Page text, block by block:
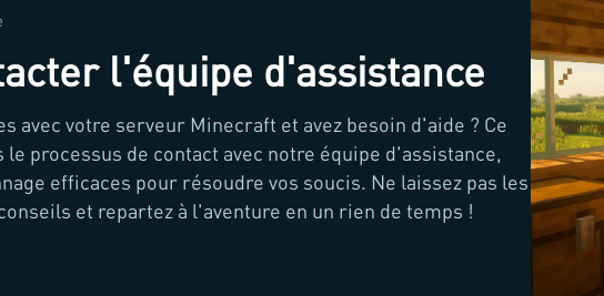
l'équipe d'assistance
avec votre serveur Minecraft et avez besoin d'aide ? Ce
processus de contact avec notre équipe d'assistance,
efficaces pour résoudre vos soucis. Ne laissez pas les
et repartez à l'aventure en un rien de temps !